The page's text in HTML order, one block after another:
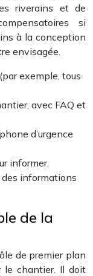
riverains et de
si
à la conception
envisagée.
exemple, tous
avec FAQ et
d’urgence
informer,
informations
de la
de premier plan
le chantier. Il doit